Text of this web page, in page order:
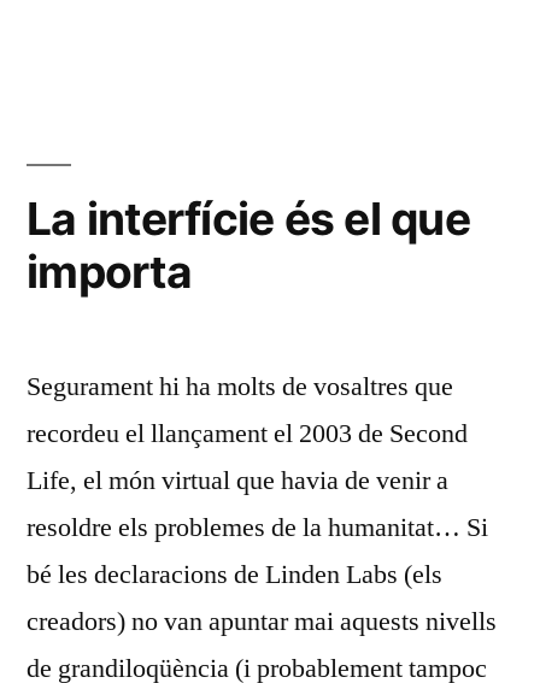
the
La interfície és el que
importa
Segurament hi ha molts de vosaltres que
recordeu el llançament el 2003 de Second
Life, el món virtual que havia de venir a
resoldre els problemes de la humanitat… Si
bé les declaracions de Linden Labs (els
creadors) no van apuntar mai aquests nivells
de grandiloqüència (i probablement tampoc